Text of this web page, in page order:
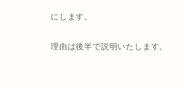
にします。
理由は後半で説明いたします。